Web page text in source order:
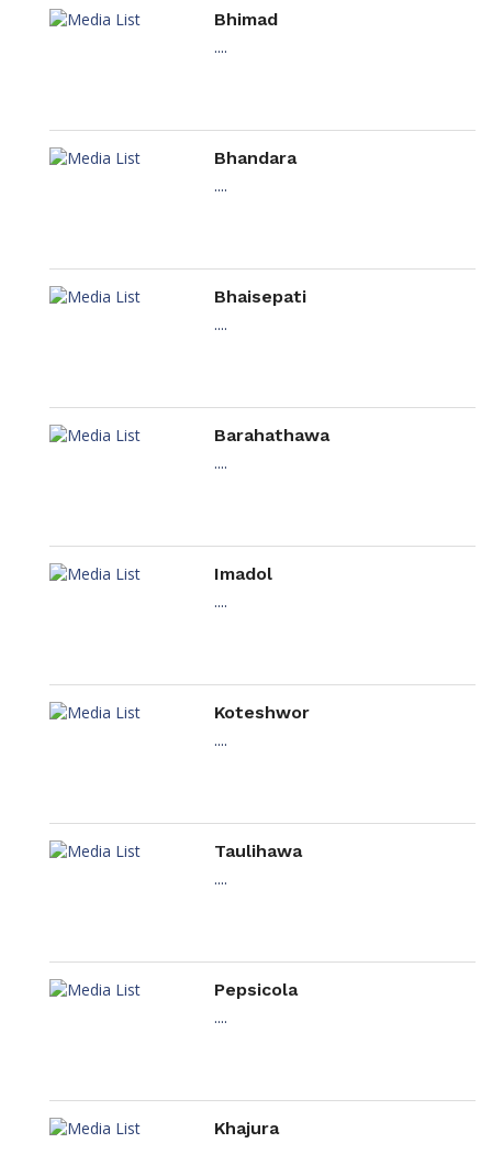
Bhimad
....
Bhandara
....
Bhaisepati
....
Barahathawa
....
Imadol
....
Koteshwor
....
Taulihawa
....
Pepsicola
....
Khajura